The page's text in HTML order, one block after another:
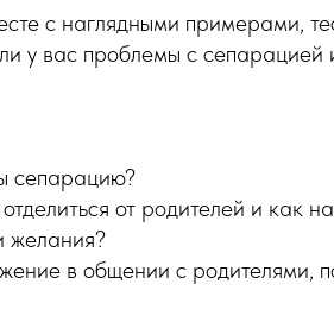
с наглядными примерами,
у вас проблемы с сепарацией
сепарацию?
от родителей и как
желания?
в общении с родителями,